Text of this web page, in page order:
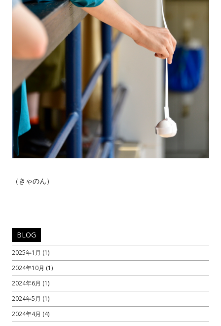
（きゃのん）
BLOG
2025年1月 (1)
2024年10月 (1)
2024年6月 (1)
2024年5月 (1)
2024年4月 (4)